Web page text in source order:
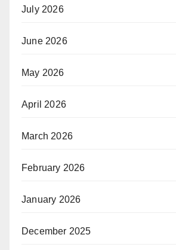
July 2026
June 2026
May 2026
April 2026
March 2026
February 2026
January 2026
December 2025